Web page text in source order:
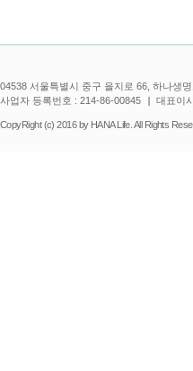
04538 서울특별시 중구 을지로 66, 하나생
사업자 등록번호 : 214-86-00845
대표이
CopyRight (c) 2016 by HANA Life. All Rights